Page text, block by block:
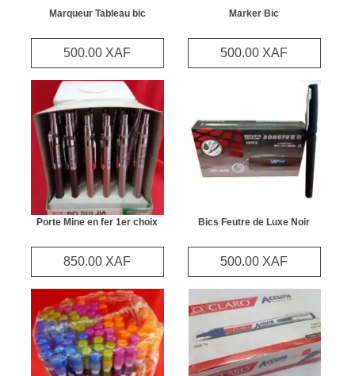
Marqueur Tableau bic
500.00 XAF
Marker Bic
500.00 XAF
Porte Mine en fer 1er choix
850.00 XAF
Bics Feutre de Luxe Noir
500.00 XAF